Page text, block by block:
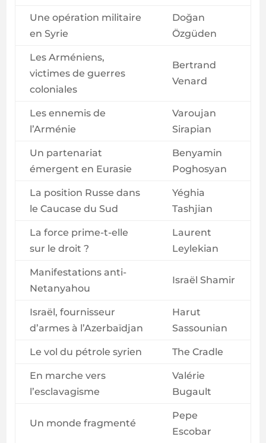
Une opération militaire
en Syrie
Doğan
Özgüden
Les Arméniens,
victimes de guerres
coloniales
Bertrand
Venard
Les ennemis de
l’Arménie
Varoujan
Sirapian
Un partenariat
émergent en Eurasie
Benyamin
Poghosyan
La position Russe dans
le Caucase du Sud
Yéghia
Tashjian
La force prime-t-elle
sur le droit ?
Laurent
Leylekian
Manifestations anti-
Netanyahou
Israël Shamir
Israël, fournisseur
d’armes à l’Azerbaïdjan
Harut
Sassounian
Le vol du pétrole syrien The Cradle
En marche vers
l’esclavagisme
Valérie
Bugault
Un monde fragmenté
Pepe
Escobar